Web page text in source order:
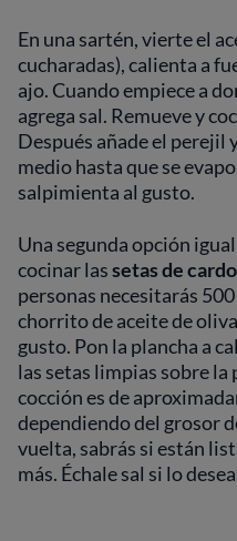
En una sartén, vierte el
cucharadas), calienta a
ajo. Cuando empiece a
agrega sal. Remueve y
Después añade el perejil
medio hasta que se
salpimienta al gusto.
Una segunda opción
cocinar lassetas de
personas necesitarás
chorrito de aceite de
gusto. Pon la plancha a
las setas limpias sobre la
cocción es de
dependiendo del grosor
vuelta, sabrás si están
más. Échale sal si lo